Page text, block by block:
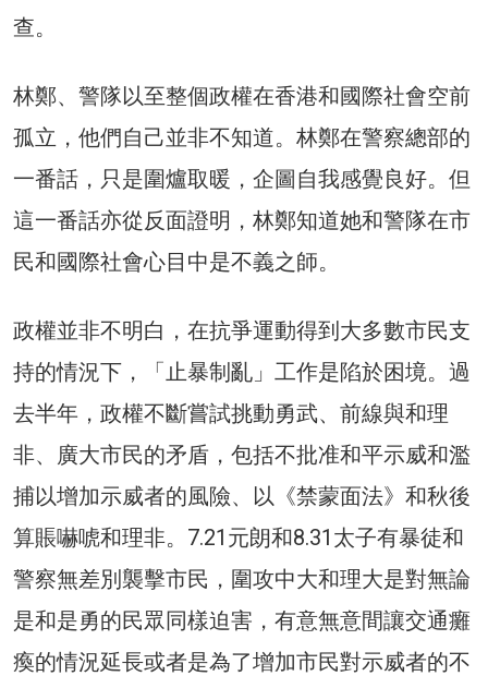
查。
林鄭、警隊以至整個政權在香港和國際社會空前
孤立，他們自己並非不知道。林鄭在警察總部的
一番話，只是圍爐取暖，企圖自我感覺良好。但
這一番話亦從反面證明，林鄭知道她和警隊在市
民和國際社會心目中是不義之師。
政權並非不明白，在抗爭運動得到大多數市民支
持的情況下，「止暴制亂」工作是陷於困境。過
去半年，政權不斷嘗試挑動勇武、前線與和理
非、廣大市民的矛盾，包括不批准和平示威和濫
捕以增加示威者的風險、以《禁蒙面法》和秋後
算賬嚇唬和理非。7.21元朗和8.31太子有暴徒和
警察無差別襲擊市民，圍攻中大和理大是對無論
是和是勇的民眾同樣迫害，有意無意間讓交通癱
瘓的情況延長或者是為了增加市民對示威者的不